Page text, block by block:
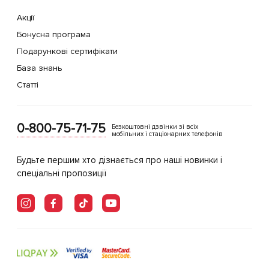
Акції
Бонусна програма
Подарункові сертифікати
База знань
Статті
0-800-75-71-75
Безкоштовні дзвінки зі всіх
мобільних і стаціонарних телефонів
Будьте першим хто дізнається про наші новинки і
спеціальні пропозиції